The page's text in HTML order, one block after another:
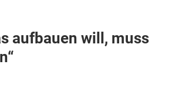
aufbauen will, muss